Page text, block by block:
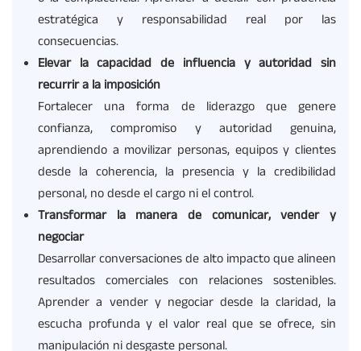
estratégica y responsabilidad real por las
consecuencias.
Elevar la capacidad de influencia y autoridad sin
recurrir a la imposición
Fortalecer una forma de liderazgo que genere
confianza, compromiso y autoridad genuina,
aprendiendo a movilizar personas, equipos y clientes
desde la coherencia, la presencia y la credibilidad
personal, no desde el cargo ni el control.
Transformar la manera de comunicar, vender y
negociar
Desarrollar conversaciones de alto impacto que alineen
resultados comerciales con relaciones sostenibles.
Aprender a vender y negociar desde la claridad, la
escucha profunda y el valor real que se ofrece, sin
manipulación ni desgaste personal.